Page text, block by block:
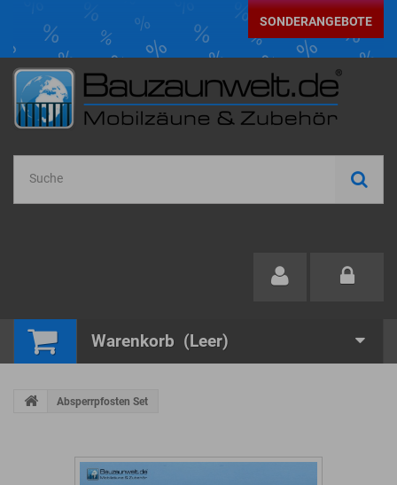
SONDERANGEBOTE
Warenkorb (Leer)
Absperrpfosten Set